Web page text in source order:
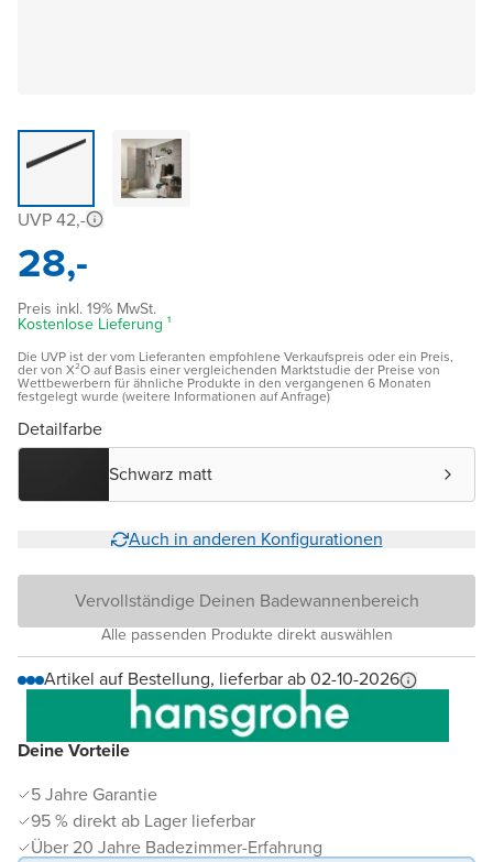
Deine Vorteile
5 Jahre Garantie
95 % direkt ab Lager lieferbar
Über 20 Jahre Badezimmer-Erfahrung
UVP 42,-
28,-
Preis inkl. 19% MwSt.
Kostenlose Lieferung ¹
Die UVP ist der vom Lieferanten empfohlene Verkaufspreis oder ein Preis,
der von X²O auf Basis einer vergleichenden Marktstudie der Preise von
Wettbewerbern für ähnliche Produkte in den vergangenen 6 Monaten
festgelegt wurde (weitere Informationen auf Anfrage)
Detailfarbe
Schwarz matt
Auch in anderen Konfigurationen
Vervollständige Deinen Badewannenbereich
Alle passenden Produkte direkt auswählen
Artikel auf Bestellung, lieferbar ab 02-10-2026